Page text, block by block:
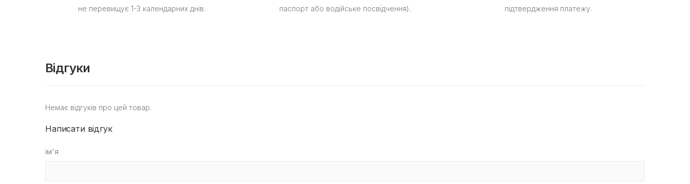
не перевищує 1-3 календарних днів.
паспорт або водійське посвідчення).
підтвердження платежу.
Відгуки
Немає відгуків про цей товар.
Написати відгук
ім'я